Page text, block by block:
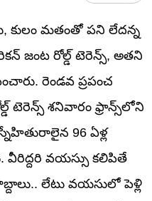
కులం మతంతో పని లేదన్న
రోల్డ్ టెరెన్స్, అతని
రెండవ ప్రపంచ
టెరెన్స్ శనివారం ఫ్రాన్స్‌లోని
96 ఏళ్ల
వీరిద్దరి వయస్సు కలిపితే
లేటు వయసులో పెళ్లి